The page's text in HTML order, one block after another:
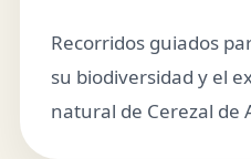
Recorridos guiados
su biodiversidad y el
natural de Cerezal de